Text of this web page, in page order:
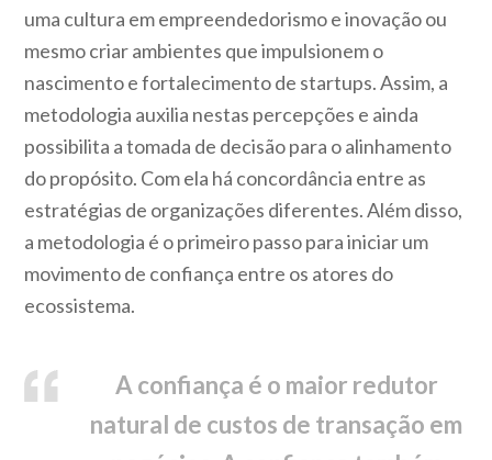
uma cultura em empreendedorismo e inovação ou
mesmo criar ambientes que impulsionem o
nascimento e fortalecimento de startups. Assim, a
metodologia auxilia nestas percepções e ainda
possibilita a tomada de decisão para o alinhamento
do propósito. Com ela há concordância entre as
estratégias de organizações diferentes. Além disso,
a metodologia é o primeiro passo para iniciar um
movimento de confiança entre os atores do
ecossistema.
A confiança é o maior redutor
natural de custos de transação em